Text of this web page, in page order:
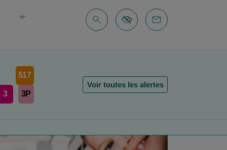
517
3 3P
Voir toutes les alertes